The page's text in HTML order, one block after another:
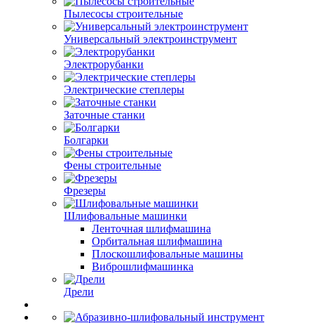
Пылесосы строительные
Универсальный электроинструмент
Электрорубанки
Электрические степлеры
Заточные станки
Болгарки
Фены строительные
Фрезеры
Шлифовальные машинки
Ленточная шлифмашина
Орбитальная шлифмашина
Плоскошлифовальные машины
Виброшлифмашинка
Дрели